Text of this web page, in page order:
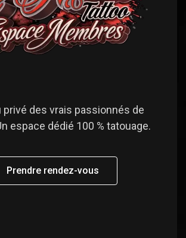
privé des vrais passionnés de
espace dédié 100 % tatouage.
Prendre rendez-vous